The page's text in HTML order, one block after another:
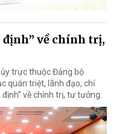
về chính trị,
trực thuộc Đảng bộ
quán triệt, lãnh đạo, chỉ
về chính trị, tư tưởng.